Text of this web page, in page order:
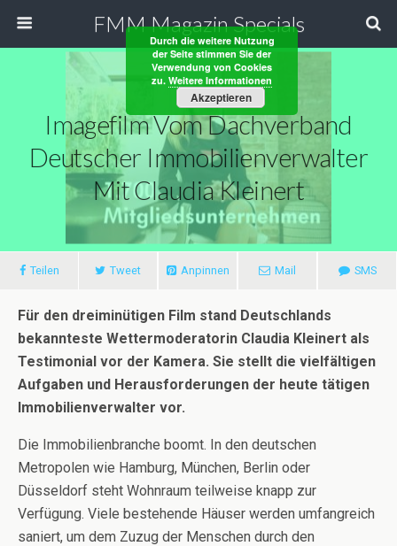
FMM Magazin Specials
Imagefilm Vom Dachverband
Deutscher Immobilienverwalter
Mit Claudia Kleinert
Teilen Tweet Anpinnen Mail SMS
Für den dreiminütigen Film stand Deutschlands
bekannteste Wettermoderatorin Claudia Kleinert als
Testimonial vor der Kamera. Sie stellt die vielfältigen
Aufgaben und Herausforderungen der heute tätigen
Immobilienverwalter vor.
Die Immobilienbranche boomt. In den deutschen
Metropolen wie Hamburg, München, Berlin oder
Düsseldorf steht Wohnraum teilweise knapp zur
Verfügung. Viele bestehende Häuser werden umfangreich
saniert, um dem Zuzug der Menschen durch den
Durch die weitere Nutzung
der Seite stimmen Sie der
Verwendung von Cookies
zu. Weitere Informationen
Akzeptieren